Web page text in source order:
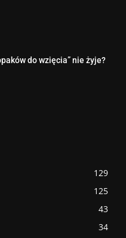
do wzięcia” nie żyje?
129
125
43
34